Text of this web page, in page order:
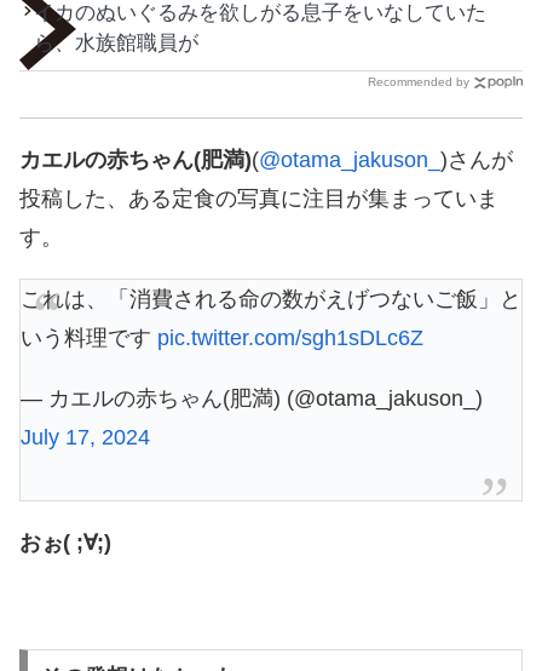
イカのぬいぐるみを欲しがる息子をいなしていた
ら、水族館職員が
Recommended by
カエルの赤ちゃん(肥満)(@otama_jakuson_ )さんが
投稿した、ある定食の写真に注目が集まっていま
す。
これは、「消費される命の数がえげつないご飯」と
いう料理です pic.twitter.com/sgh1sDLc6Z
— カエルの赤ちゃん(肥満) (@otama_jakuson_)
July 17, 2024
おぉ( ;∀;)